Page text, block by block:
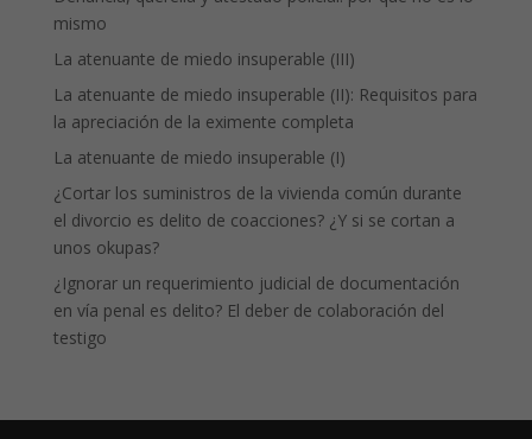
mismo
La atenuante de miedo insuperable (III)
La atenuante de miedo insuperable (II): Requisitos para
la apreciación de la eximente completa
La atenuante de miedo insuperable (I)
¿Cortar los suministros de la vivienda común durante
el divorcio es delito de coacciones? ¿Y si se cortan a
unos okupas?
¿Ignorar un requerimiento judicial de documentación
en vía penal es delito? El deber de colaboración del
testigo